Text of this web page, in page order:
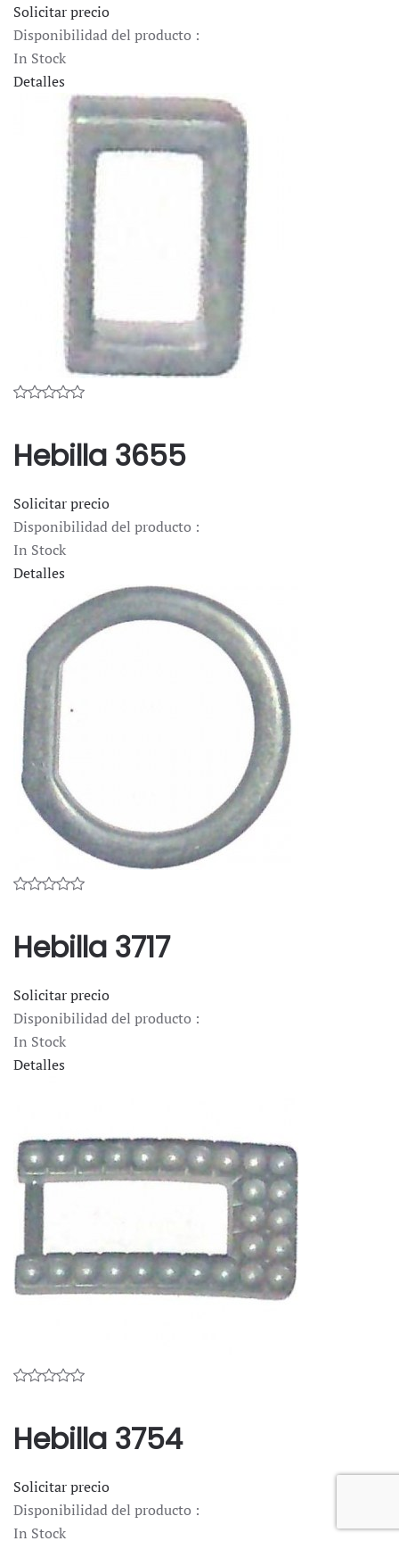
Solicitar precio
Disponibilidad del producto :
In Stock
Detalles
Hebilla 3655
Solicitar precio
Disponibilidad del producto :
In Stock
Detalles
Hebilla 3717
Solicitar precio
Disponibilidad del producto :
In Stock
Detalles
Hebilla 3754
Solicitar precio
Disponibilidad del producto :
In Stock